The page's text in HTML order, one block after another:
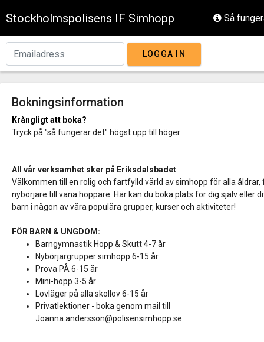
Stockholmspolisens IF Simhopp Så
LOGGA IN
Bokningsinformation
Krångligt att boka?
Tryck på "så fungerar det" högst upp till höger
All vår verksamhet sker på Eriksdalsbadet
Välkommen till en rolig och fartfylld värld av simhopp för alla åldrar,
nybörjare till vana hoppare. Här kan du boka plats för dig själv eller
barn i någon av våra populära grupper, kurser och aktiviteter!
FÖR BARN & UNGDOM:
Barngymnastik Hopp & Skutt 4-7 år
Nybörjargrupper simhopp 6-15 år
Prova PÅ 6-15 år
Mini-hopp 3-5 år
Lovläger på alla skollov 6-15 år
Privatlektioner - boka genom mail till
Joanna.andersson@polisensimhopp.se